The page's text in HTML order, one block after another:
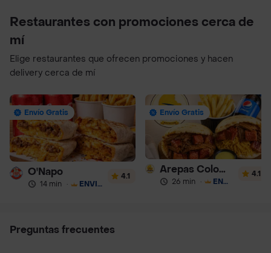
Restaurantes con promociones cerca de
mí
Elige restaurantes que ofrecen promociones y hacen
delivery cerca de mí
Envío Gratis
O'Napo
14 min · ENVÍO GRATIS
4.1
Envío Gratis
Arepas Colombianas Premium
26 min · ENVÍO GRATIS
4.1
Preguntas frecuentes